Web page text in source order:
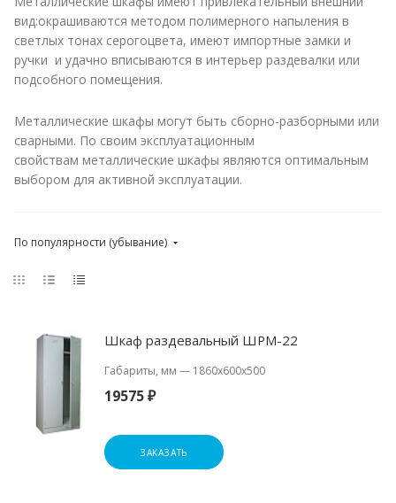
вид:окрашиваются методом полимерного напыления в
светлых тонах серогоцвета, имеют импортные замки и
ручки и удачно вписываются в интерьер раздевалки или
подсобного помещения.
Металлические шкафы могут быть сборно-разборными или
сварными. По своим эксплуатационным
свойствам металлические шкафы являются оптимальным
выбором для активной эксплуатации.
По популярности (убывание)
Шкаф раздевальный ШРМ-22
Габариты, мм — 1860x600x500
19575 ₽
ЗАКАЗАТЬ